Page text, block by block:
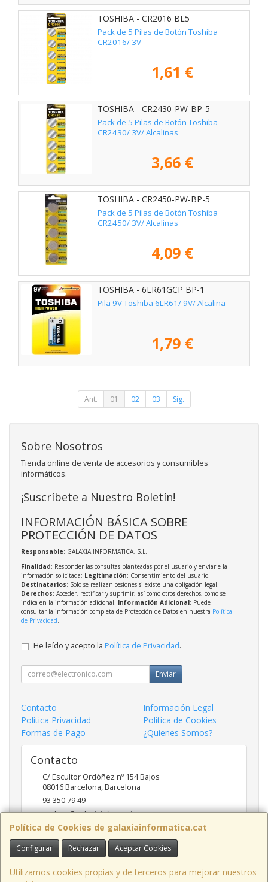
TOSHIBA - CR2016 BL5
Pack de 5 Pilas de Botón Toshiba
CR2016/ 3V
1,61 €
TOSHIBA - CR2430-PW-BP-5
Pack de 5 Pilas de Botón Toshiba
CR2430/ 3V/ Alcalinas
3,66 €
TOSHIBA - CR2450-PW-BP-5
Pack de 5 Pilas de Botón Toshiba
CR2450/ 3V/ Alcalinas
4,09 €
TOSHIBA - 6LR61GCP BP-1
Pila 9V Toshiba 6LR61/ 9V/ Alcalina
1,79 €
Ant. 01 02 03 Sig.
Política de Cookies de galaxiainformatica.cat
Configurar Rechazar Aceptar Cookies
Utilizamos cookies propias y de terceros para mejorar nuestros
Sobre Nosotros
Tienda online de venta de accesorios y consumibles
informáticos.
¡Suscríbete a Nuestro Boletín!
INFORMACIÓN BÁSICA SOBRE
PROTECCIÓN DE DATOS
Responsable: GALAXIA INFORMATICA, S.L.
Finalidad: Responder las consultas planteadas por el usuario y enviarle la
información solicitada; Legitimación: Consentimiento del usuario;
Destinatarios: Solo se realizan cesiones si existe una obligación legal;
Derechos: Acceder, rectificar y suprimir, así como otros derechos, como se
indica en la información adicional; Información Adicional: Puede
consultar la información completa de Protección de Datos en nuestra Política
de Privacidad.
He leído y acepto la Política de Privacidad.
Enviar
Contacto
Información Legal
Política Privacidad
Política de Cookies
Formas de Pago
¿Quienes Somos?
Contacto
C/ Escultor Ordóñez nº 154 Bajos
08016Barcelona,Barcelona
93 350 79 49
andreu@galaxiainformatica.com
Horario
9:00-17:30 de Lunes a Jueves / 9:00-15:00 los Viernes